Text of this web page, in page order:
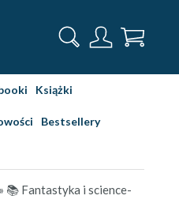
Książki
Bestsellery
» 📚 Fantastyka i science-